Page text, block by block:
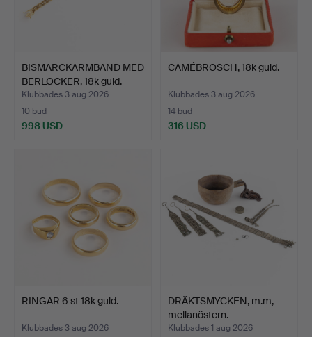
BISMARCKARMBAND MED
BERLOCKER, 18k guld.
Klubbades 3 aug 2026
10 bud
998 USD
CAMÉBROSCH, 18k guld.
Klubbades 3 aug 2026
14 bud
316 USD
RINGAR 6 st 18k guld.
Klubbades 3 aug 2026
DRÄKTSMYCKEN, m.m,
mellanöstern.
Klubbades 1 aug 2026